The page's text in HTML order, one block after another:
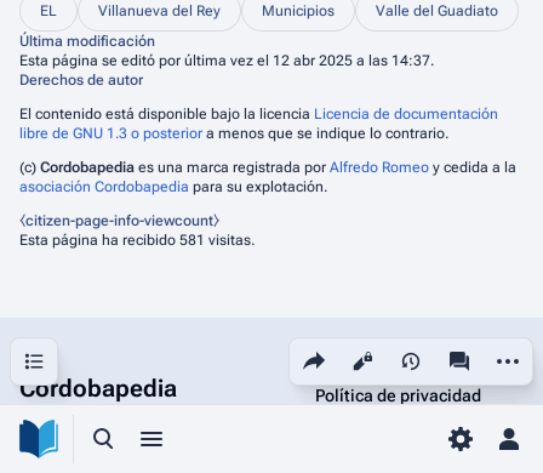
Búsqueda alternativa
Menú alternativo Toggle
Comparte esta página
Vistas associated-
Sumario
EL Villanueva del Rey Municipios
Valle del Guadiato
Última modificación
Esta página se editó por última vez el 12 abr 2025 a las 14:37.
Derechos de autor
El contenido está disponible bajo la licencia Licencia de documentación
libre de GNU 1.3 o posterior a menos que se indique lo contrario.
(c) Cordobapedia es una marca registrada por Alfredo Romeo y cedida a la
asociación Cordobapedia para su explotación.
⧼citizen-page-info-viewcount⧽
Esta página ha recibido 581 visitas.
Cordobapedia
Política de privacidad
Acerca de Cordobapedia